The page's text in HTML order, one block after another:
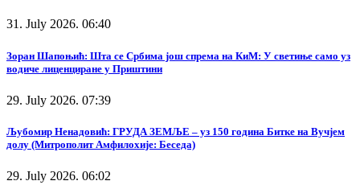
31. July 2026. 06:40
Зоран Шапоњић: Шта се Србима још спрема на КиМ: У светиње само уз
водиче лиценциране у Приштини
29. July 2026. 07:39
Љубомир Ненадовић: ГРУДА ЗЕМЉЕ – уз 150 година Битке на Вучјем
долу (Митрополит Амфилохије: Беседа)
29. July 2026. 06:02